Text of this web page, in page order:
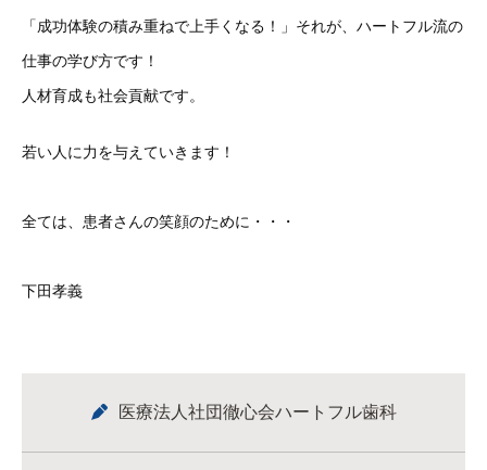
「成功体験の積み重ねで上手くなる！」それが、ハートフル流の
仕事の学び方です！
人材育成も社会貢献です。
若い人に力を与えていきます！
全ては、患者さんの笑顔のために・・・
下田孝義
医療法人社団徹心会ハートフル歯科